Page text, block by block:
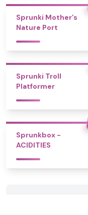
Sprunki Mother’s
Nature Port
Sprunki Troll
Platformer
Sprunkbox -
ACIDITIES